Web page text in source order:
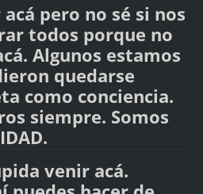
pero no sé si nos
todos porque no
Algunos estamos
quedarse
como conciencia.
siempre. Somos
venir acá.